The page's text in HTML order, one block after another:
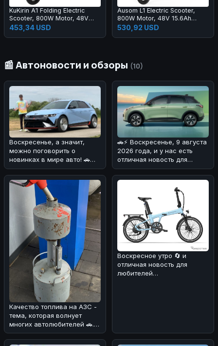
KuKirin A1 Folding Electric
Scooter, 800W Motor, 48V
13Ah Battery, 10 inch Vacuum
Tire, 45km/h Max Speed,
453,34 USD
Ausom L1 Electric Scooter,
800W Motor, 48V 15.6Ah
Battery, 10 inch Tires, 45km/h
Max Speed, 70km Range,
530,92 USD
📰 Автоновости и обзоры (10)
Воскресенье, а значит,
можно поговорить о
новинках в мире авто! 🚗
⚡Сегодня хотим обсудить
Hyundai Io
🚗⚡ Воскресенье, 9 августа
2026 года, и у нас есть
отличная новость для
любителей
электромобилей! 🔋
Качество топлива на АЗС -
тема, которая волнует
многих автолюбителей 🚗.
Мы разобрались, как
обстоят
Воскресное утро 🔄 и
отличная новость для
любителей